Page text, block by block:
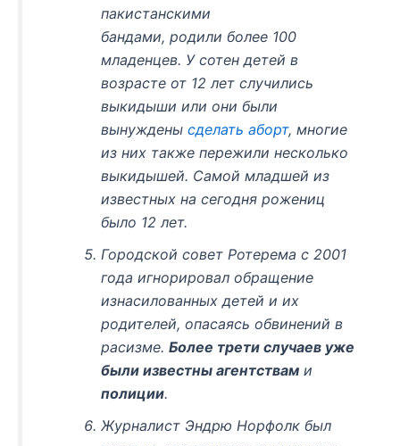
пакистанскими
бандами, родили более 100
младенцев. У сотен детей в
возрасте от 12 лет случились
выкидыши или они были
вынужденысделать аборт, многие
из них также пережили несколько
выкидышей. Самой младшей из
известных на сегодня рожениц
было 12 лет.
Городской совет Ротерема с 2001
года игнорировал обращение
изнасилованных детей и их
родителей, опасаясь обвинений в
расизме.Более трети случаев уже
были известны агентствам и
полиции.
Журналист Эндрю Норфолк был